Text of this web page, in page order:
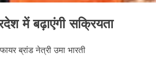
में बढ़ाएंगी सक्रियता
ब्रांड नेत्री उमा भारती